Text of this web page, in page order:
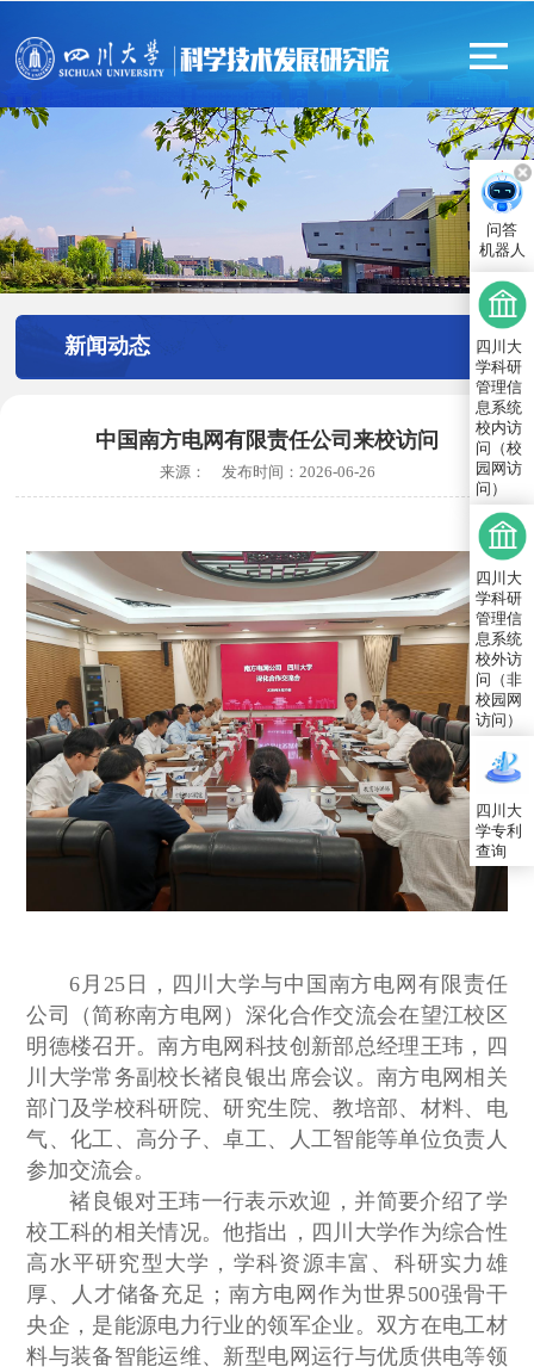
新闻动态
中国南方电网有限责任公司来校访问
来源： 发布时间： 2026-06-26
6月25日，四川大学与中国南方电网有限责任
公司（简称南方电网）深化合作交流会在望江校区
明德楼召开。南方电网科技创新部总经理王玮，四
川大学常务副校长褚良银出席会议。南方电网相关
部门及学校科研院、研究生院、教培部、材料、电
气、化工、高分子、卓工、人工智能等单位负责人
参加交流会。
褚良银对王玮一行表示欢迎，并简要介绍了学
校工科的相关情况。他指出，四川大学作为综合性
高水平研究型大学，学科资源丰富、科研实力雄
厚、人才储备充足；南方电网作为世界500强骨干
央企，是能源电力行业的领军企业。双方在电工材
料与装备智能运维、新型电网运行与优质供电等领
问答
机器人
四川大
学科研
管理信
息系统
校内访
问（校
园网访
问）
四川大
学科研
管理信
息系统
校外访
问（非
校园网
访问）
四川大
学专利
查询